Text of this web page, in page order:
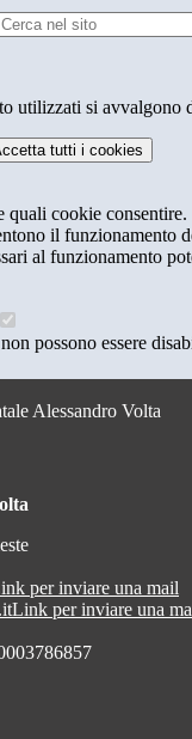
utilizzati si
tutti i cookies
quali cookie consentire.
il funzionamento
al funzionamento
possono essere
Alessandro Volta
per inviare una mail
Link per inviare una